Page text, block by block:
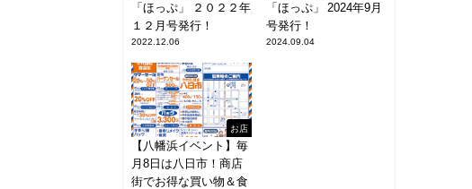
「ほっぷ」 ２０２２年
１２月号発行！
2022.12.06
「ほっぷ」 2024年9月
号発行！
2024.09.04
お店
【八幡浜イベント】毎
月8日は八日市！商店
街でお得な買い物＆食